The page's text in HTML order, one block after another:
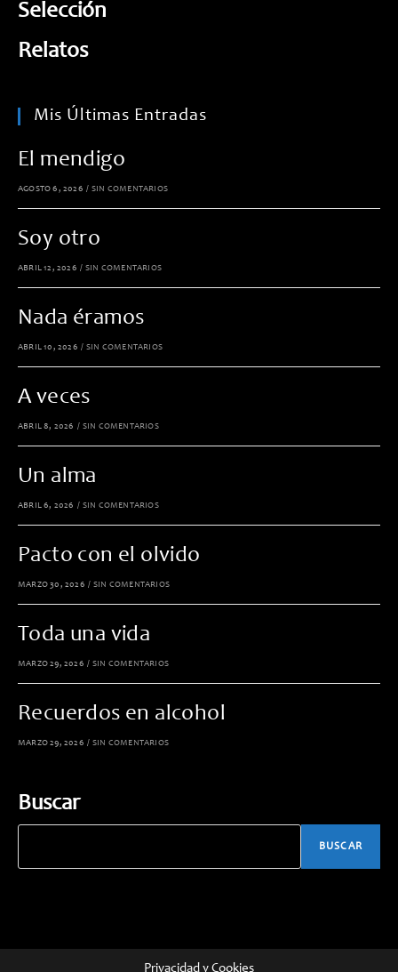
Selección
Relatos
Mis Últimas Entradas
El mendigo
AGOSTO 6, 2026 / SIN COMENTARIOS
Soy otro
ABRIL 12, 2026 / SIN COMENTARIOS
Nada éramos
ABRIL 10, 2026 / SIN COMENTARIOS
A veces
ABRIL 8, 2026 / SIN COMENTARIOS
Un alma
ABRIL 6, 2026 / SIN COMENTARIOS
Pacto con el olvido
MARZO 30, 2026 / SIN COMENTARIOS
Toda una vida
MARZO 29, 2026 / SIN COMENTARIOS
Recuerdos en alcohol
MARZO 29, 2026 / SIN COMENTARIOS
Buscar
BUSCAR
Privacidad y Cookies